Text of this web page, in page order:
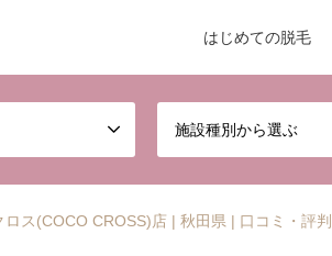
はじめての脱毛
施設種別から選ぶ
ロス(COCO CROSS)店 | 秋田県 | 口コミ・評判